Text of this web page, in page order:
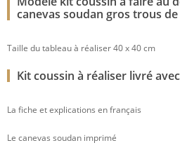
canevas soudan gros trous de
Taille du tableau à réaliser 40 x 40 cm
Kit coussin à réaliser livré
La fiche et explications en français
Le canevas soudan imprimé